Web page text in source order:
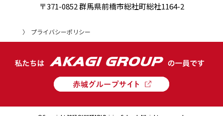
〒371-0852 群馬県前橋市総社町総社1164-2
プライバシーポリシー